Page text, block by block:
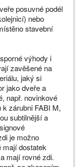
posuvné podél
nebo
stavební
výhody i
zavěšené na
jaký si
jako dveře a
např. novinkové
k zárubni FABI M,
subtilnější a
je možno
mají dostatek
mají rovné zdi.